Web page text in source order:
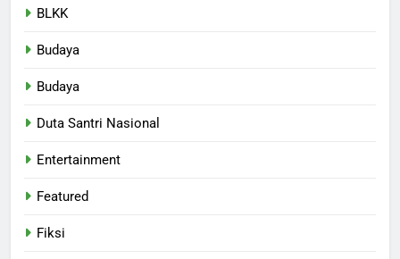
BLKK
Budaya
Budaya
Duta Santri Nasional
Entertainment
Featured
Fiksi